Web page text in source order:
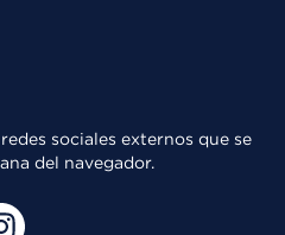
sociales externos que se
del navegador.